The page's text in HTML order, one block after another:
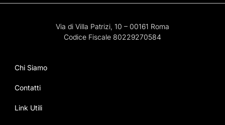
Via di Villa Patrizi, 10 – 00161 Roma
Codice Fiscale 80229270584
Chi Siamo
Contatti
Link Utili